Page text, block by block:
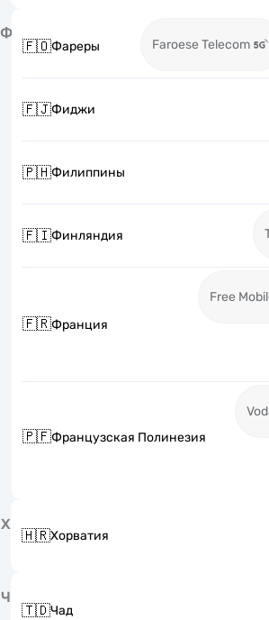
Ф
🇫🇴Фареры Faroese Telecom
🇫🇯Фиджи
🇵🇭Филиппины
🇫🇮Финляндия
🇫🇷Франция
Free
🇵🇫Французская Полинезия
Х
🇭🇷Хорватия
Ч
🇹🇩Чад